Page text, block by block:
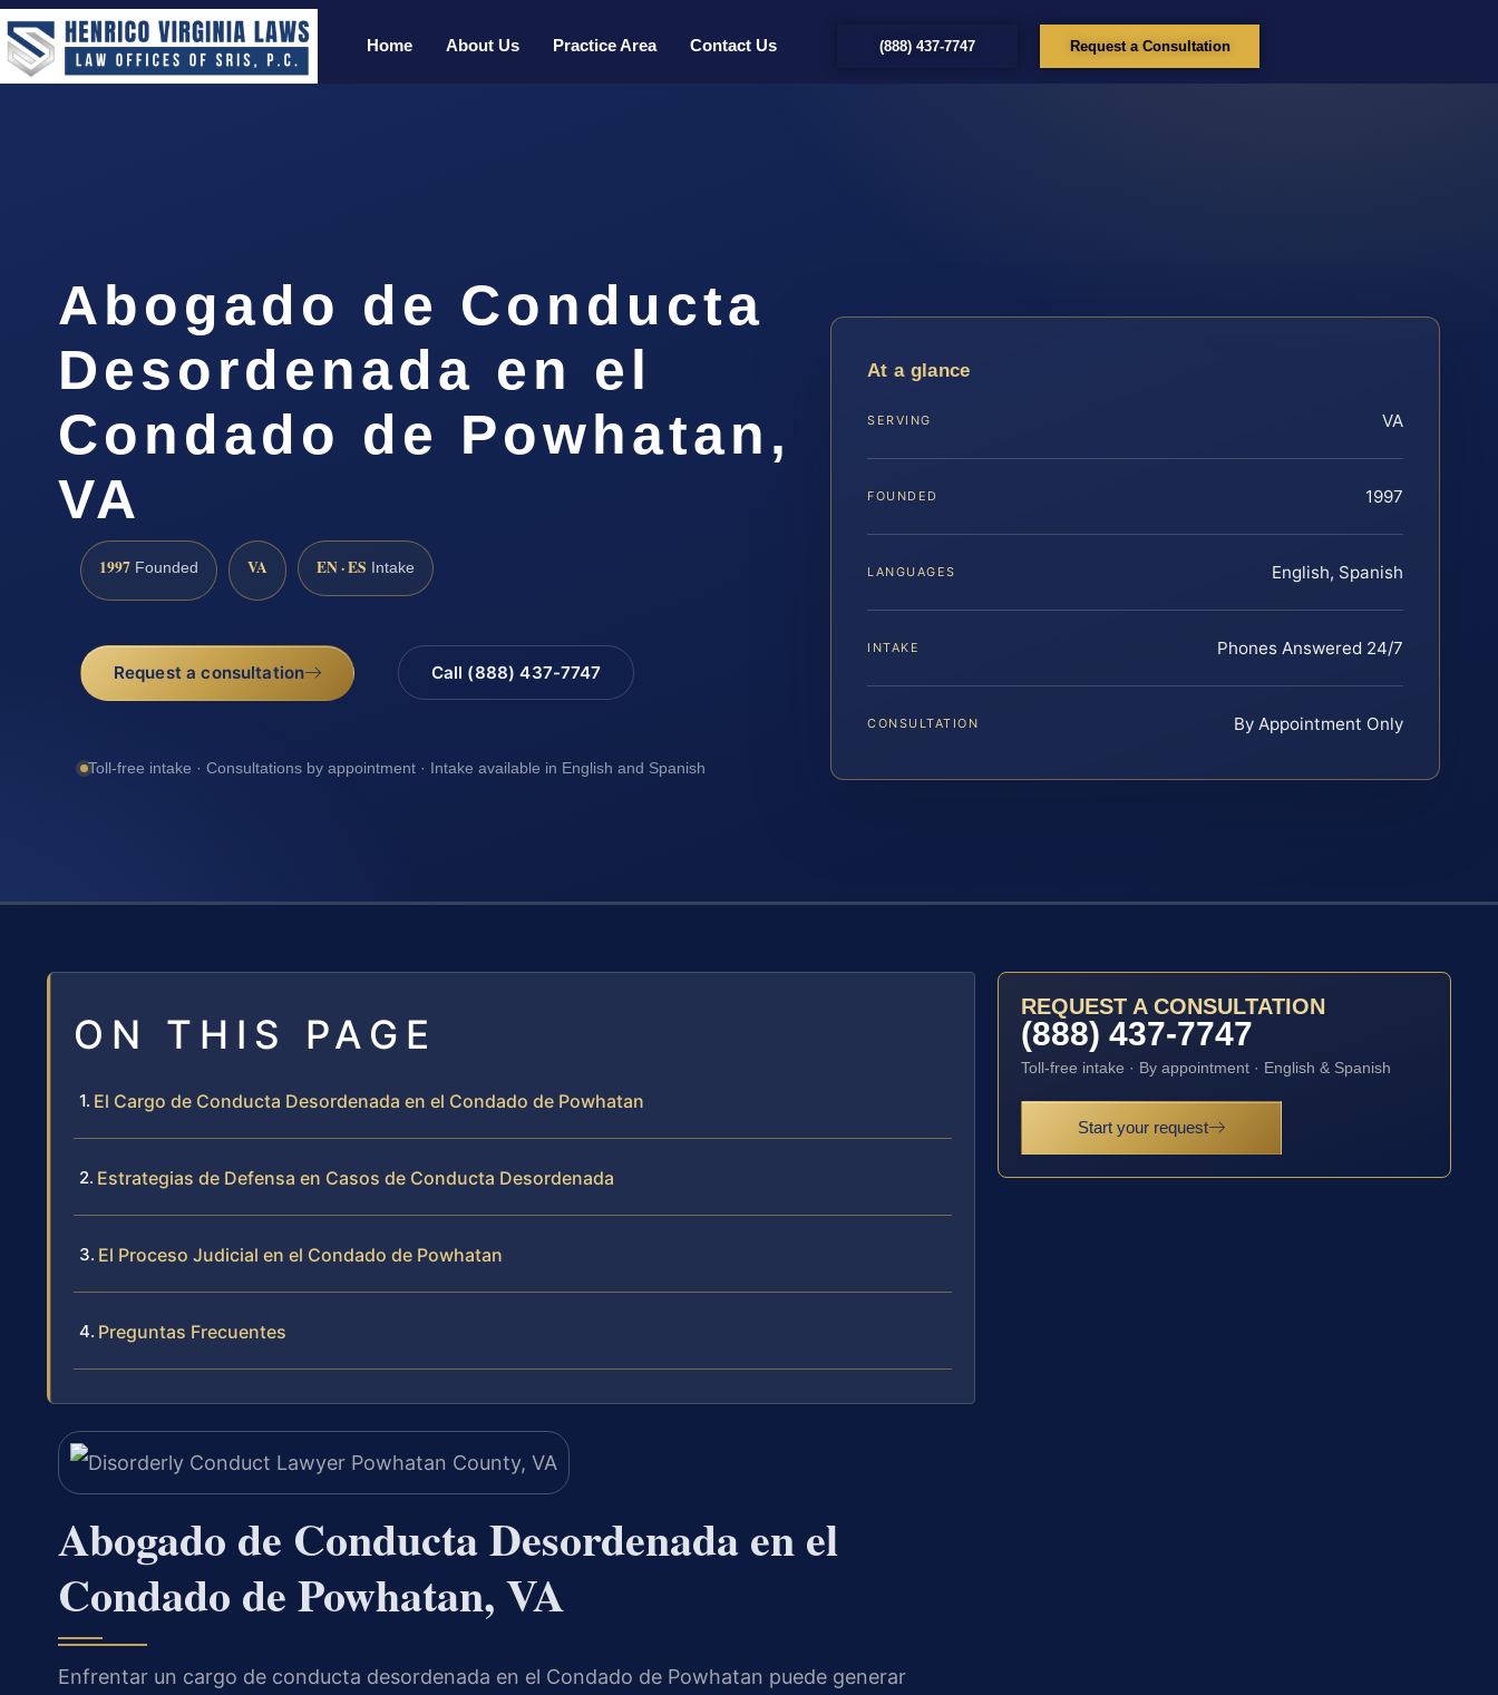
Home About Us Practice Area Contact Us (888) 437-7747 Request a Consultation
Abogado de Conducta
Desordenada en el
Condado de Powhatan,
VA
1997 Founded VA EN · ES Intake
Request a consultation Call (888) 437-7747
Toll-free intake · Consultations by appointment · Intake available in English and Spanish
At a glance
SERVING VA
FOUNDED 1997
LANGUAGES English, Spanish
INTAKE Phones Answered 24/7
CONSULTATION By Appointment Only
ON THIS PAGE
El Cargo de Conducta Desordenada en el Condado de Powhatan
Estrategias de Defensa en Casos de Conducta Desordenada
El Proceso Judicial en el Condado de Powhatan
Preguntas Frecuentes
Abogado de Conducta Desordenada en el
Condado de Powhatan, VA
Enfrentar un cargo de conducta desordenada en el Condado de Powhatan puede generar
REQUEST A CONSULTATION
(888) 437-7747
Toll-free intake · By appointment · English & Spanish
Start your request